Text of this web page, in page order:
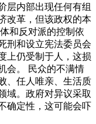
内部出现任何有组
改革，但该政权的本
和反对派的控制依
刑和设立宪法委员会
上仍受制于人，这损
会。 民众的不满情
、任人唯亲、生活质
。政府对异议采取
确定性，这可能会吓